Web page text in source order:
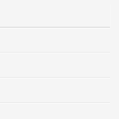
する不正アクセス、紛
処置を行います。
て
イバシーを尊重し、個
を払っています。当事